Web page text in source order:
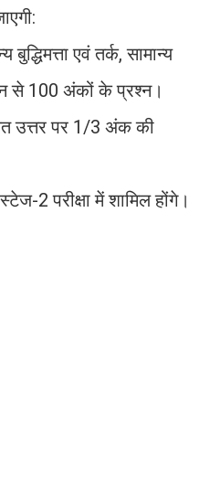
बुद्धिमत्ता एवं तर्क, सामान्य
से 100 अंकों के प्रश्न।
उत्तर पर 1/3 अंक की
2 परीक्षा में शामिल होंगे।